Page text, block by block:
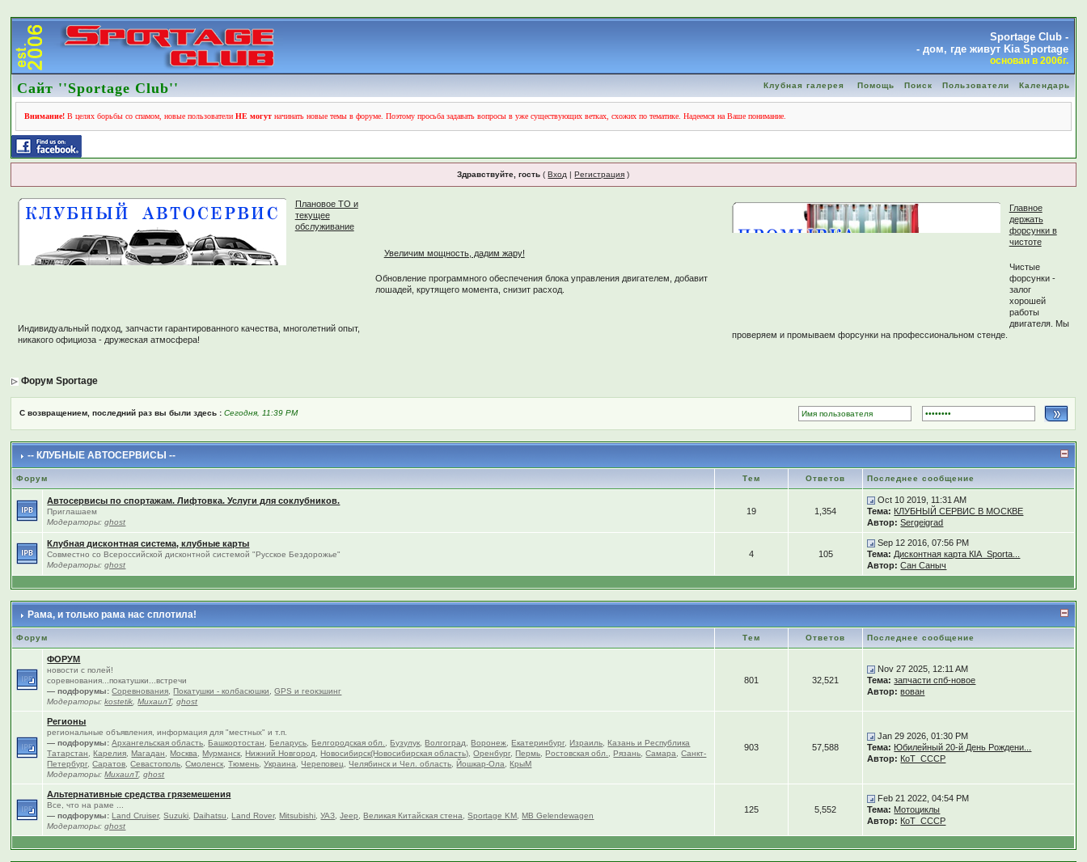
Sportage Club -
- дом, где живут Kia Sportage
основан в 2006г.
Сайт ''Sportage Club'' Клубная галерея Помощь Поиск Пользователи Календарь
Внимание! В целях борьбы со спамом, новые пользователиНЕ могут начинать новые темы в форуме. Поэтому просьба задавать вопросы в уже существующих ветках, схожих по тематике. Надеемся на Ваше понимание.
Здравствуйте, гость (Вход |Регистрация )
Плановое ТО и
текущее
обслуживание
Индивидуальный подход, запчасти гарантированного качества, многолетний опыт,
никакого официоза - дружеская атмосфера!
Увеличим мощность, дадим жару!
Обновление программного обеспечения блока управления двигателем, добавит
лошадей, крутящего момента, снизит расход.
Главное
держать
форсунки в
чистоте
Чистые
форсунки -
залог
хорошей
работы
двигателя. Мы
проверяем и промываем форсунки на профессиональном стенде.
Форум Sportage
С возвращением, последний раз вы были здесь :Сегодня, 11:39 PM
-- КЛУБНЫЕ АВТОСЕРВИСЫ --
Форум Тем Ответов Последнее сообщение
Автосервисы по спортажам. Лифтовка. Услуги для соклубников.
Приглашаем
Модераторы:ghost
19 1,354
Oct 10 2019, 11:31 AM
Тема: КЛУБНЫЙ СЕРВИС В МОСКВЕ
Автор: Sergeigrad
Клубная дисконтная система, клубные карты
Совместно со Всероссийской дисконтной системой "Русское Бездорожье"
Модераторы:ghost
4 105
Sep 12 2016, 07:56 PM
Тема: Дисконтная карта КIA_Sporta...
Автор: Сан Саныч
Рама, и только рама нас сплотила!
Форум Тем Ответов Последнее сообщение
ФОРУМ
новости с полей!
соревнования...покатушки...встречи
— подфорумы: Соревнования ,Покатушки - колбасюшки ,GPS и геокэшинг
Модераторы:kostetik ,МихаилТ,ghost
801 32,521
Nov 27 2025, 12:11 AM
Тема: запчасти спб-новое
Автор: вован
Регионы
региональные объявления, информация для "местных" и т.п.
— подфорумы: Архангельская область ,Башкортостан ,Беларусь ,Белгородская обл. ,Бузулук ,Волгоград ,Воронеж ,Екатеринбург,Израиль ,Казань и Республика
Татарстан
,Карелия ,Магадан ,Москва ,Мурманск ,Нижний Новгород ,Новосибирск(Новосибирская область) ,Оренбург,Пермь ,Ростовская обл. ,Рязань ,Самара ,Санкт-
Петербург,Саратов ,Севастополь ,Смоленск ,Тюмень ,Украина ,Череповец ,Челябинск и Чел. область ,Йошкар-Ола ,КрыМ
Модераторы:МихаилТ,ghost
903 57,588
Jan 29 2026, 01:30 PM
Тема: Юбилейный 20-й День Рождени...
Автор: КоТ_СССР
Альтернативные средства гряземешения
Все, что на раме ...
— подфорумы: Land Cruiser,Suzuki ,Daihatsu ,Land Rover,Mitsubishi ,УАЗ ,Jeep ,Великая Китайская стена ,Sportage KM ,MB Gelendewagen
Модераторы:ghost
125 5,552
Feb 21 2022, 04:54 PM
Тема: Мотоциклы
Автор: КоТ_СССР